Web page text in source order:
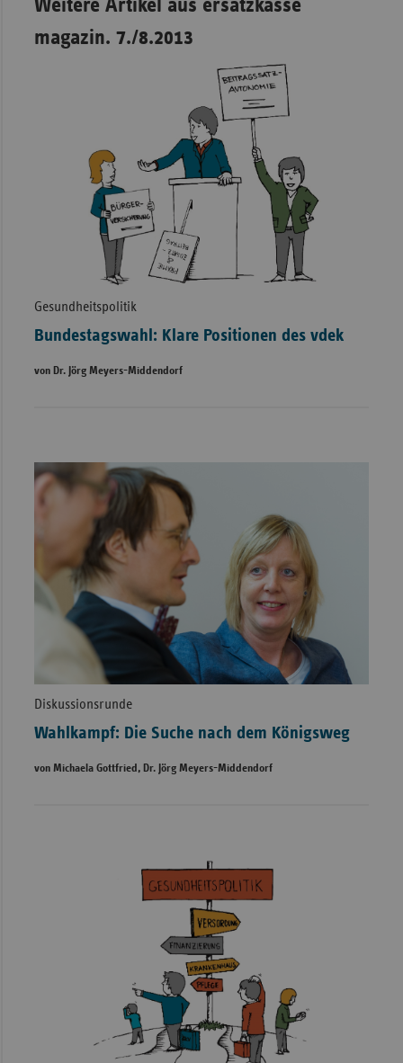
Weitere Artikel aus ersatzkasse
magazin. 7./8.2013
Gesundheitspolitik
Bundestagswahl: Klare Positionen des vdek
von Dr. Jörg Meyers-Middendorf
Diskussionsrunde
Wahlkampf: Die Suche nach dem Königsweg
von Michaela Gottfried, Dr. Jörg Meyers-Middendorf